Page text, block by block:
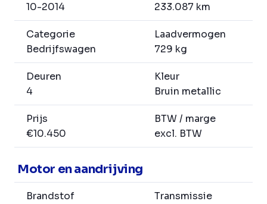
10-2014
233.087 km
Categorie
Bedrijfswagen
Laadvermogen
729 kg
Deuren
4
Kleur
Bruin metallic
Prijs
€10.450
BTW / marge
excl. BTW
Motor en aandrijving
Brandstof
Transmissie